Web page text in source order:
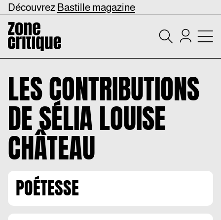
Découvrez Bastille magazine
LES CONTRIBUTIONS
DESÉLIA LOUISE
CHÂTEAU
POÉTESSE